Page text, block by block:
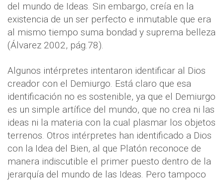
del mundo de Ideas. Sin embargo, creía en la
existencia de un ser perfecto e inmutable que era
al mismo tiempo suma bondad y suprema belleza
(Álvarez 2002, pág.78).
Algunos intérpretes intentaron identificar al Dios
creador con el Demiurgo. Está claro que esa
identificación no es sostenible, ya que el Demiurgo
es un simple artífice del mundo, que no crea ni las
ideas ni la materia con la cual plasmar los objetos
terrenos. Otros intérpretes han identificado a Dios
con la Idea del Bien, al que Platón reconoce de
manera indiscutible el primer puesto dentro de la
jerarquía del mundo de las Ideas. Pero tampoco